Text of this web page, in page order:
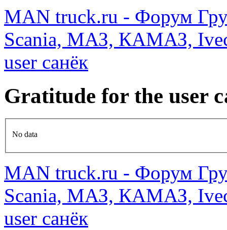
MAN truck.ru - Форум
Scania, МАЗ, КАМАЗ,
user санёк
Gratitude for the user
No data
MAN truck.ru - Форум
Scania, МАЗ, КАМАЗ,
user санёк